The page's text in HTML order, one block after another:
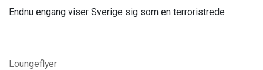
Endnu engang viser Sverige sig som en terroristrede
Loungeflyer